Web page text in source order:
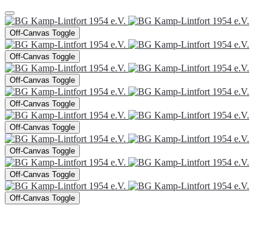
Off-Canvas Toggle
Off-Canvas Toggle
Off-Canvas Toggle
Off-Canvas Toggle
Off-Canvas Toggle
Off-Canvas Toggle
Off-Canvas Toggle
Off-Canvas Toggle